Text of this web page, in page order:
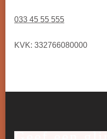
033 45 55 555
KVK: 332766080000